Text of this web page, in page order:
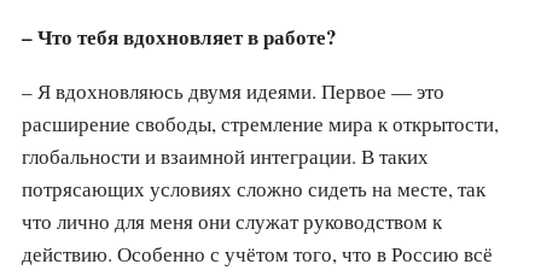
– Что тебя вдохновляет в работе?
– Я вдохновляюсь двумя идеями. Первое — это
расширение свободы, стремление мира к открытости,
глобальности и взаимной интеграции. В таких
потрясающих условиях сложно сидеть на месте, так
что лично для меня они служат руководством к
действию. Особенно с учётом того, что в Россию всё